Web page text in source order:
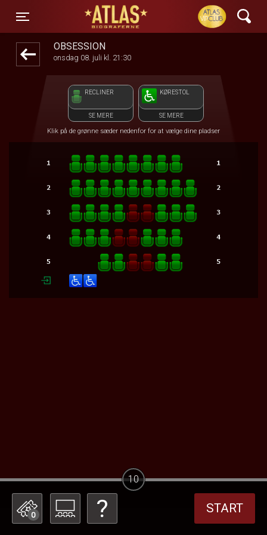
Toggle navigation
ATLAS Biograferne
OBSESSION
onsdag 08. juli kl. 21:30
RECLINER
SE MERE
KØRESTOL
SE MERE
Klik på de grønne sæder nedenfor for at vælge dine pladser
0 START
10
front05-temp 125159